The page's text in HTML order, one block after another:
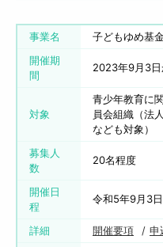
事業名 子どもゆめ基
開催期
間
2023年9月3
対象
青少年教育に
員会組織（法
なども対象）
募集人
数
20名程度
開催日
程
令和5年9月3
詳細 開催要項 申